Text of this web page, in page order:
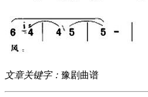
文章关键字： 豫剧曲谱